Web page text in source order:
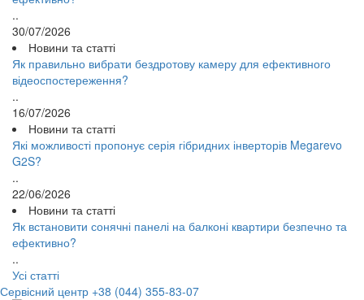
..
30/07/2026
Новини та статті
Як правильно вибрати бездротову камеру для ефективного
відеоспостереження?
..
16/07/2026
Новини та статті
Які можливості пропонує серія гібридних інверторів Megarevo
G2S?
..
22/06/2026
Новини та статті
Як встановити сонячні панелі на балконі квартири безпечно та
ефективно?
..
Усі статті
Сервісний центр +38 (044) 355-83-07